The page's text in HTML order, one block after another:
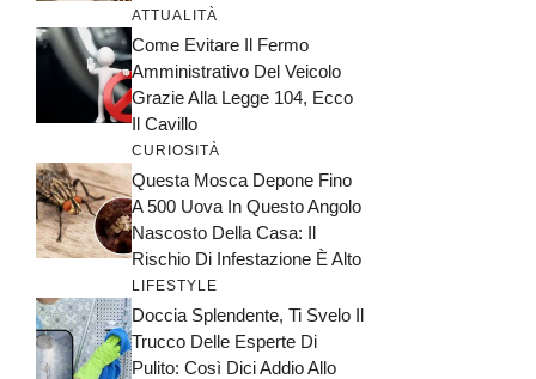
ATTUALITÀ
Come Evitare Il Fermo
Amministrativo Del Veicolo
Grazie Alla Legge 104, Ecco
Il Cavillo
CURIOSITÀ
Questa Mosca Depone Fino
A 500 Uova In Questo Angolo
Nascosto Della Casa: Il
Rischio Di Infestazione È Alto
LIFESTYLE
Doccia Splendente, Ti Svelo Il
Trucco Delle Esperte Di
Pulito: Così Dici Addio Allo